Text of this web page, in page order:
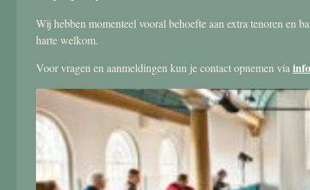
Wij hebben momenteel vooral behoefte aan extra tenoren en
harte welkom.
Voor vragen en aanmeldingen kun je contact opnemen via